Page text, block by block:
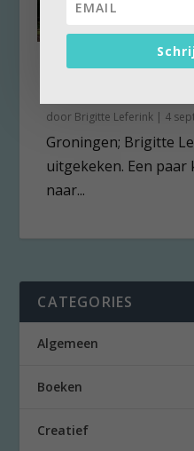
Ontdek de
door Brigitte Leferink | 4
Groningen; Brigitte
uitgekeken. Een paar
naar...
CATEGORIES
Algemeen
Boeken
Creatief